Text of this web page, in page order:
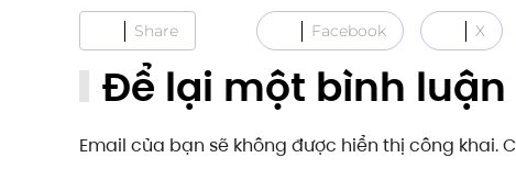
Share Facebook X
Để lại một bình luận
Email của bạn sẽ không được hiển thị công